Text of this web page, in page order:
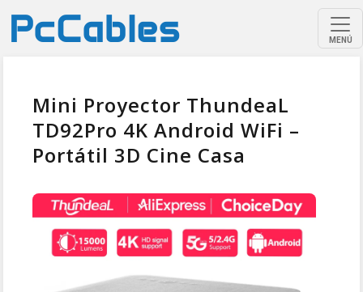
MENÚ
Mini Proyector ThundeaL
TD92Pro 4K Android WiFi –
Portátil 3D Cine Casa